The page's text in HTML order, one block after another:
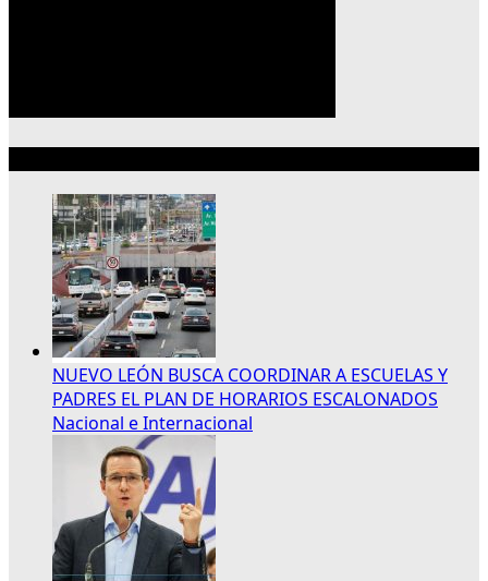
NUEVO LEÓN BUSCA COORDINAR A ESCUELAS Y
PADRES EL PLAN DE HORARIOS ESCALONADOS
Nacional e Internacional